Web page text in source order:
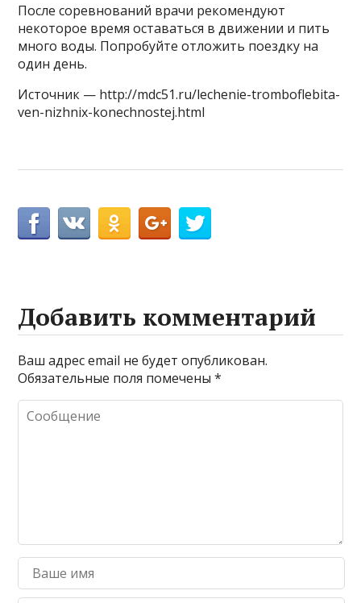
После соревнований врачи рекомендуют
некоторое время оставаться в движении и пить
много воды. Попробуйте отложить поездку на
один день.
Источник — http://mdc51.ru/lechenie-tromboflebita-
ven-nizhnix-konechnostej.html
Добавить комментарий
Ваш адрес email не будет опубликован.
Обязательные поля помечены*